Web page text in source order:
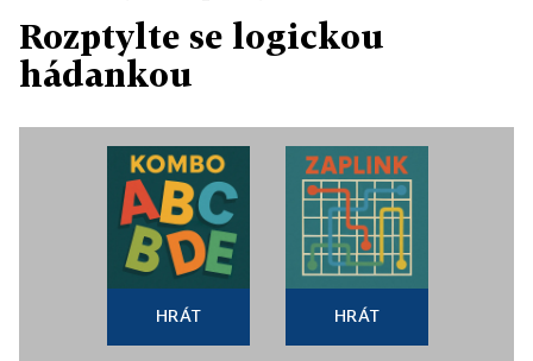
Rozptylte se logickou
hádankou
HRÁT HRÁT